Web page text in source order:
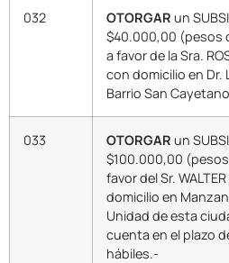
032 OTORGAR un
$40.000,00 (pesos
a favor de la Sra.
con domicilio en Dr.
Barrio San
033 OTORGAR un
$100.000,00
favor del Sr.
domicilio en
Unidad de esta
cuenta en el plazo
hábiles.-